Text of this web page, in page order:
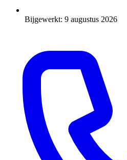
Bijgewerkt: 9 augustus 2026